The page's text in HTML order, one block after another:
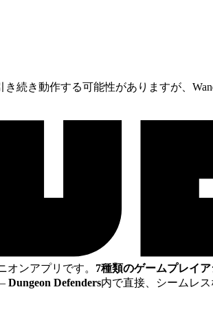
続き動作する可能性がありますが、
ンアプリです。 7種類のゲームプレイ
Dungeon Defenders内で直接、シームレ